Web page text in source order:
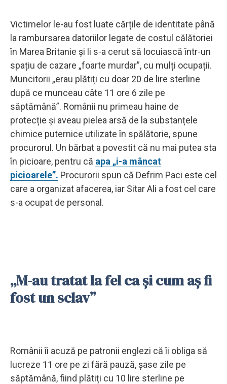
Victimelor le-au fost luate cărțile de identitate până
la rambursarea datoriilor legate de costul călătoriei
în Marea Britanie și li s-a cerut să locuiască într-un
spațiu de cazare „foarte murdar”, cu mulți ocupații.
Muncitorii „erau plătiți cu doar 20 de lire sterline
după ce munceau câte 11 ore 6 zile pe
săptămână”. Românii nu primeau haine de
protecție și aveau pielea arsă de la substanțele
chimice puternice utilizate în spălătorie, spune
procurorul. Un bărbat a povestit că nu mai putea sta
în picioare, pentru că apa „i-a mâncat
picioarele”. Procurorii spun că Defrim Paci este cel
care a organizat afacerea, iar Sitar Ali a fost cel care
s-a ocupat de personal.
„M-au tratat la fel ca și cum aș fi
fost un sclav”
Românii îi acuză pe patronii englezi că îi obliga să
lucreze 11 ore pe zi fără pauză, șase zile pe
săptămână, fiind plătiți cu 10 lire sterline pe